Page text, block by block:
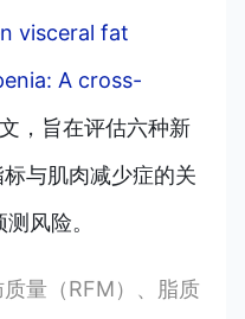
visceral fat
A cross-
，旨在评估六种新
与肌肉减少症的关
风险。
量（RFM）、脂质